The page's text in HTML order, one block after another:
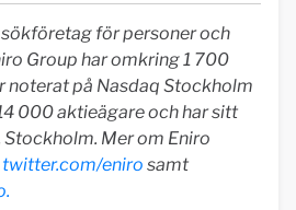
för personer och
Group har omkring 1 700
noterat på Nasdaq Stockholm
000 aktieägare och har sitt
Stockholm. Mer om Eniro
twitter.com/eniro samt
.